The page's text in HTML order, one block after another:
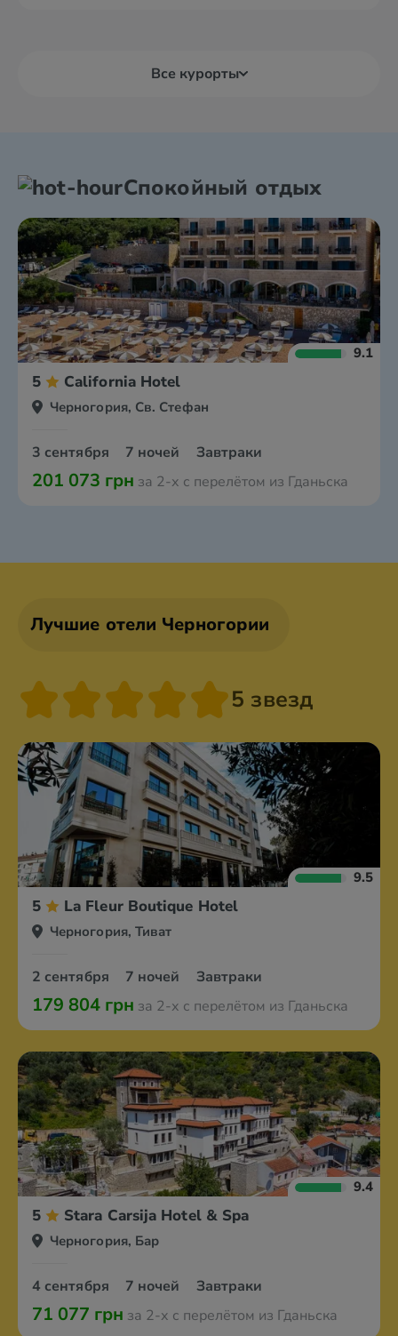
Все курорты
Спокойный отдых
9.1
5 California Hotel
Черногория, Св. Стефан
3 сентября 7 ночей Завтраки
201 073 грн за 2-х с перелётом из Гданьска
Лучшие отели Черногории
5 звезд
9.5
5 La Fleur Boutique Hotel
Черногория, Тиват
2 сентября 7 ночей Завтраки
179 804 грн за 2-х с перелётом из Гданьска
9.4
5 Stara Carsija Hotel & Spa
Черногория, Бар
4 сентября 7 ночей Завтраки
71 077 грн за 2-х с перелётом из Гданьска